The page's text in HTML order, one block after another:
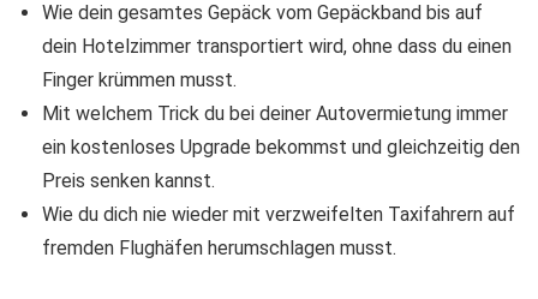
Wie dein gesamtes Gepäck vom Gepäckband bis auf
dein Hotelzimmer transportiert wird, ohne dass du einen
Finger krümmen musst.
​Mit welchem Trick du bei deiner Autovermietung immer
ein kostenloses Upgrade bekommst und gleichzeitig den
Preis senken kannst.
​Wie du dich nie wieder mit verzweifelten Taxifahrern auf
fremden Flughäfen herumschlagen musst.